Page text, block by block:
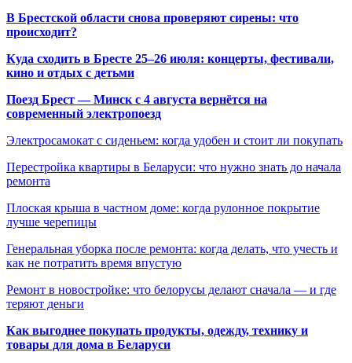
В Брестской области снова проверяют сирены: что
происходит?
Куда сходить в Бресте 25–26 июля: концерты, фестивали,
кино и отдых с детьми
Поезд Брест — Минск с 4 августа вернётся на
современный электропоезд
Электросамокат с сиденьем: когда удобен и стоит ли покупать
Перестройка квартиры в Беларуси: что нужно знать до начала
ремонта
Плоская крыша в частном доме: когда рулонное покрытие
лучше черепицы
Генеральная уборка после ремонта: когда делать, что учесть и
как не потратить время впустую
Ремонт в новостройке: что белорусы делают сначала — и где
теряют деньги
Как выгоднее покупать продукты, одежду, технику и
товары для дома в Беларуси